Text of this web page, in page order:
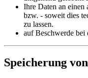
Ihre Daten an einen
bzw. - soweit dies
zu lassen.
auf Beschwerde bei
Speicherung